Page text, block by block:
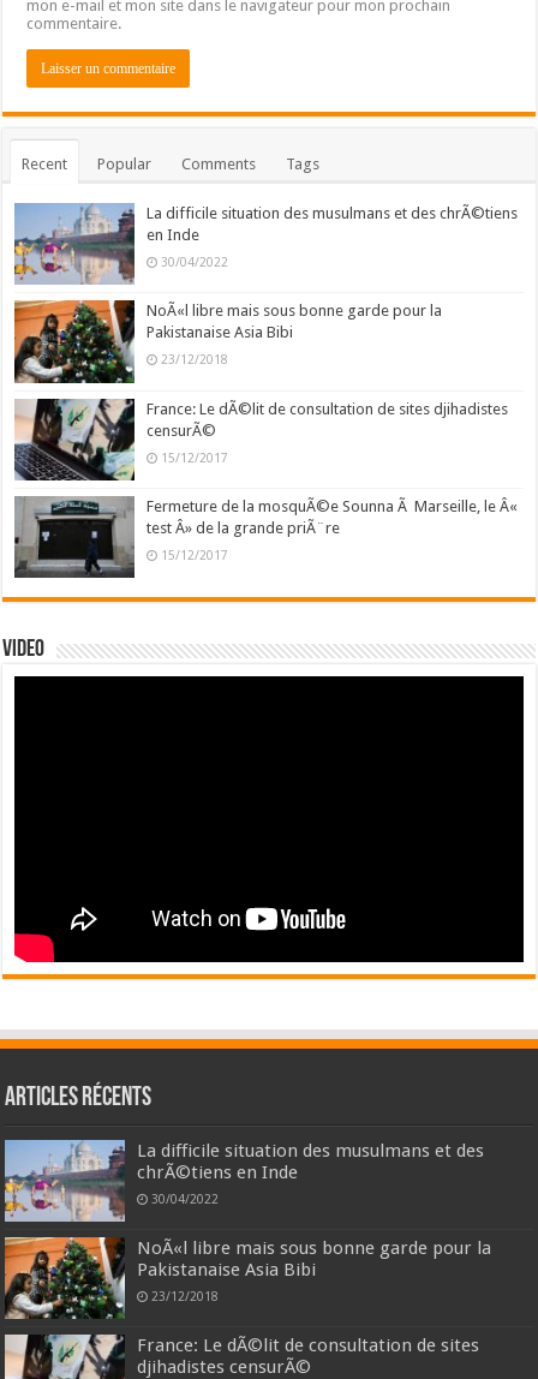
mon e-mail et mon site dans le navigateur pour mon prochain
commentaire.
Recent Popular Comments Tags
La difficile situation des musulmans et des chrÃ©tiens
en Inde
30/04/2022
NoÃ«l libre mais sous bonne garde pour la
Pakistanaise Asia Bibi
23/12/2018
France: Le dÃ©lit de consultation de sites djihadistes
censurÃ©
15/12/2017
Fermeture de la mosquÃ©e Sounna Ã Marseille, le Â«
test Â» de la grande priÃ¨re
15/12/2017
Video
Articles récents
La difficile situation des musulmans et des
chrÃ©tiens en Inde
30/04/2022
NoÃ«l libre mais sous bonne garde pour la
Pakistanaise Asia Bibi
23/12/2018
France: Le dÃ©lit de consultation de sites
djihadistes censurÃ©